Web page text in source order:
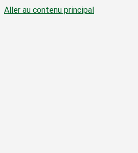
Aller au contenu principal